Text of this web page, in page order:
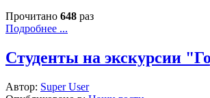
Прочитано 648 раз
Подробнее ...
Студенты на экскурсии
Автор: Super User